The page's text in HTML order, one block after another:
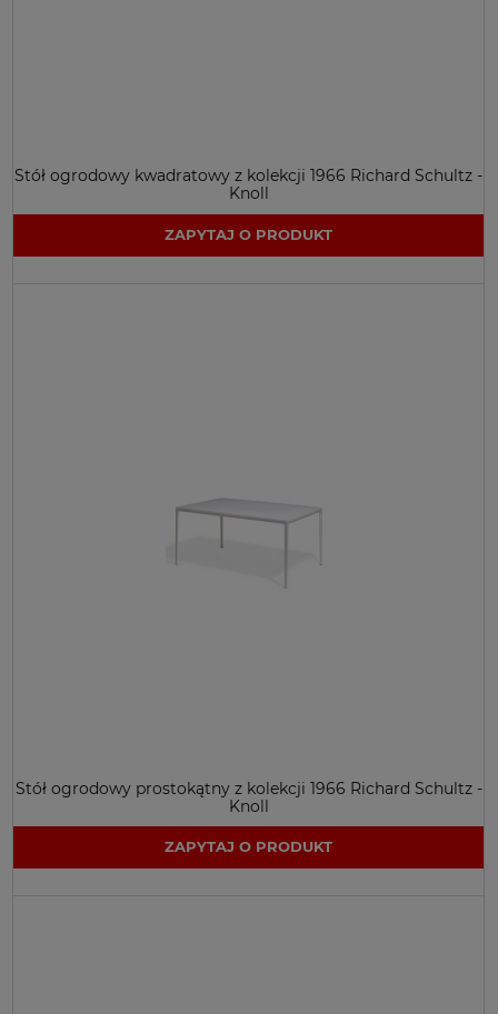
Stół ogrodowy kwadratowy z kolekcji 1966 Richard Schultz -
Knoll
ZAPYTAJ O PRODUKT
Stół ogrodowy prostokątny z kolekcji 1966 Richard Schultz -
Knoll
ZAPYTAJ O PRODUKT